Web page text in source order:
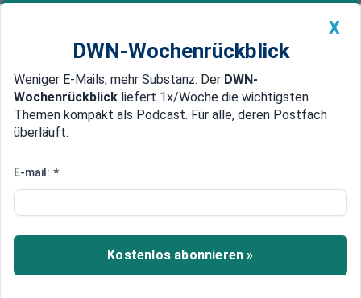
Newsticker MEIN DWN: Geldanlage Premium
Edelmetalle DWN-Magazin China
"Müssen unter jeden Stein schauen"
Audi kündigt schwerwiegende
Einschnitte im Unternehmen an
Der Audi-Vorstandsvorsitzende Bram Schot
X
DWN-Wochenrückblick
Weniger E-Mails, mehr Substanz: Der DWN-
Wochenrückblick liefert 1x/Woche die wichtigsten
Themen kompakt als Podcast. Für alle, deren Postfach
überläuft.
E-mail: *
Kostenlos abonnieren »